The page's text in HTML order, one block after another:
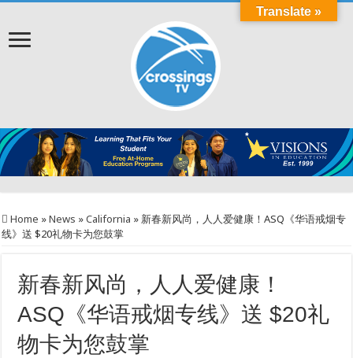
Home »News »California » 新春新风尚，人人爱健康！ASQ《华语戒烟专
线》送 $20礼物卡为您鼓掌
新春新风尚，人人爱健康！
ASQ《华语戒烟专线》送 $20礼
物卡为您鼓掌
Translate »